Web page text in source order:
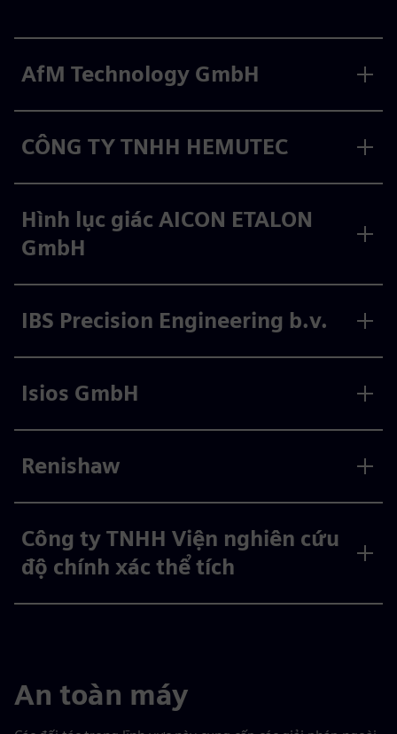
AfM Technology GmbH
CÔNG TY TNHH HEMUTEC
Hình lục giác AICON ETALON
GmbH
IBS Precision Engineering b.v.
Isios GmbH
Renishaw
Công ty TNHH Viện nghiên cứu
độ chính xác thể tích
An toàn máy